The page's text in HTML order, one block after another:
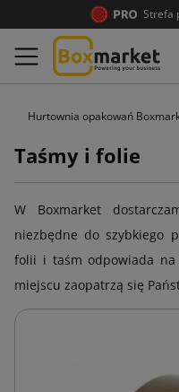
Strefa
Hurtownia opakowań
Taśmy i folie
W Boxmarket
niezbędne do szybkiego
folii i taśm odpowiada na
miejscu zaopatrzą się